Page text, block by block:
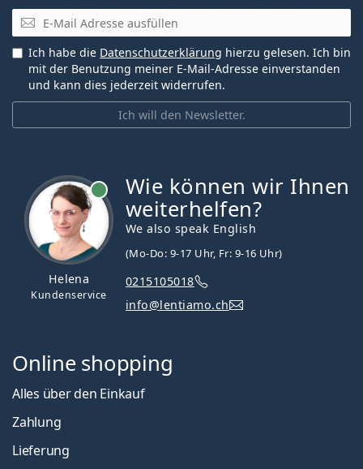
E-Mail
Ich will den Newsletter.
Ich habe die Datenschutzerklärung hierzu gelesen. Ich bin
mit der Benutzung meiner E-Mail-Adresse einverstanden
und kann dies jederzeit widerrufen.
Helena
Kundenservice
Wie können wir Ihnen
weiterhelfen?
We also speak English
(Mo-Do: 9-17 Uhr, Fr: 9-16 Uhr)
0215105018
info@lentiamo.ch
Online shopping
Alles über den Einkauf
Zahlung
Lieferung